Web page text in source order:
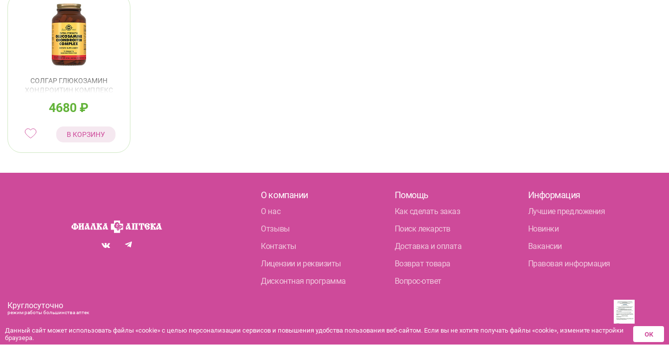
СОЛГАР ГЛЮКОЗАМИН
ХОНДРОИТИН КОМПЛЕКС
4680₽
В КОРЗИНУ
О компании
О нас
Отзывы
Контакты
Лицензии и реквизиты
Дисконтная программа
Помощь
Как сделать заказ
Поиск лекарств
Доставка и оплата
Возврат товара
Вопрос-ответ
Информация
Лучшие предложения
Новинки
Вакансии
Правовая информация
Круглосуточно
режим работы большинства аптек
+7 (812) 292-00-00
справочная служба с 9:00 до 21:00
Разрешения аптек-
партнеров на
Данный сайт может использовать файлы «cookie» с целью персонализации сервисов и повышения удобства пользования веб-сайтом. Если вы не хотите получать файлы «cookie», измените настройки
браузера.
ОК